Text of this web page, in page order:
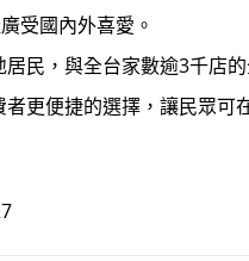
受國內外喜愛。
民，與全台家數逾3千店
更便捷的選擇，讓民眾可